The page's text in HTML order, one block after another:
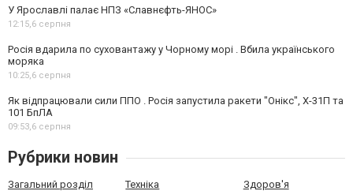
У Ярославлі палає НПЗ «Славнєфть-ЯНОС»
12:15,6 серпня
Росія вдарила по суховантажу у Чорному морі . Вбила українського
моряка
10:25,6 серпня
Як відпрацювали сили ППО . Росія запустила ракети "Онікс", Х-31П та
101 БпЛА
09:53,6 серпня
Рубрики новин
Загальний розділ Техніка Здоров'я